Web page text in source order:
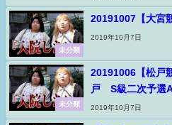
未分類
20191007【大宮
2019年10月7日
未分類
20191006【松戸
戸 S級二次予選
2019年10月7日